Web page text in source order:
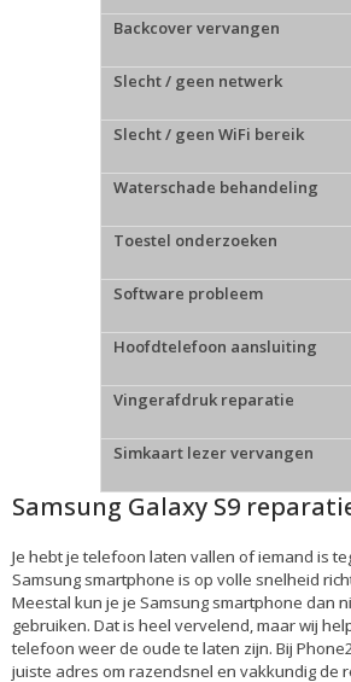
Backcover vervangen
Slecht / geen netwerk
Slecht / geen WiFi bereik
Waterschade behandeling
Toestel onderzoeken
Software probleem
Hoofdtelefoon aansluiting
Vingerafdruk reparatie
Simkaart lezer vervangen
Samsung Galaxy S9
Je hebt je telefoon laten vallen of iemand is
Samsung smartphone is op volle snelheid
Meestal kun je je Samsung smartphone dan
gebruiken. Dat is heel vervelend, maar wij
telefoon weer de oude te laten zijn. Bij
juiste adres om razendsnel en vakkundig de